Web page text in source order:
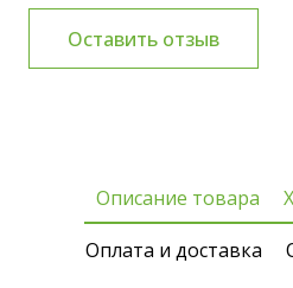
Оставить отзыв
Описание товара
Оплата и доставка